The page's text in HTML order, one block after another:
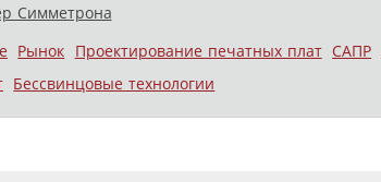
Рынок Проектирование печатных плат САПР
Бессвинцовые технологии